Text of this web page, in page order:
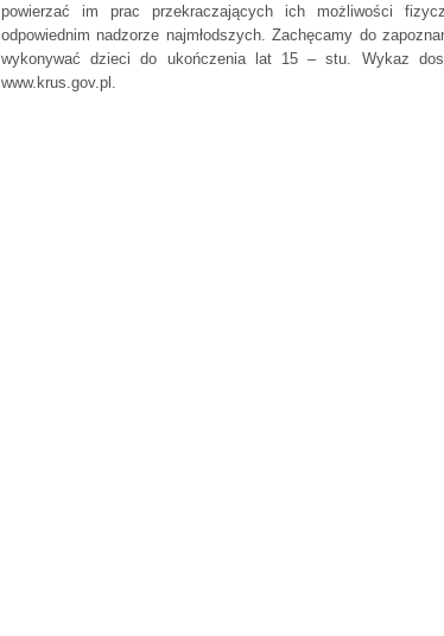
powierzać im prac przekraczających ich możliwości
odpowiednim nadzorze najmłodszych. Zachęcamy do
wykonywać dzieci do ukończenia lat 15 – stu. Wykaz
www.krus.gov.pl.